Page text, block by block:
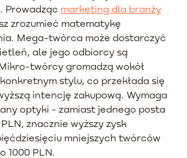
Prowadząc marketing dla branży
zrozumieć matematykę
Mega-twórca może dostarczyć
ale jego odbiorcy są
twórcy gromadzą wokół
stylu, co przekłada się
intencję zakupową. Wymaga
optyki - zamiast jednego posta
znacznie wyższy zysk
mniejszych twórców
1000 PLN.